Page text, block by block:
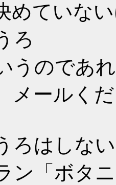
めていな
ろ
うのであ
メールく
ろはしな
ン「ボタ